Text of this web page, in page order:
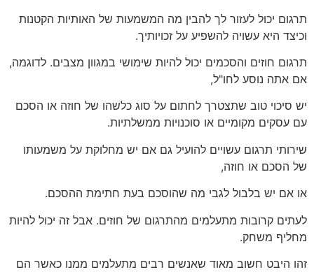
תרגום יכול לעזור לך להבין מה המשמעות של האותיות הקטנות
וכיצד היא עשויה להשפיע על זכויותיך.
תרגום חוזים והסכמים יכול להיות שימושי במגוון מצבים. לדוגמה,
אם אתה נוסע לחו"ל,
יש סיכוי טוב שתצטרך לחתום על סוג כלשהו של חוזה או הסכם
עם עסקים מקומיים או סוכנויות ממשלתיות.
שירותי תרגום עשויים להועיל גם אם יש מחלוקת על משמעותו
של הסכם או חוזה,
או אם יש בלבול לגבי מה שהוסכם בעת חתימת ההסכם.
לעתים קרובות מתעלמים מהתרגום של חוזים. אבל זה יכול להיות
מחליף משחק.
זהו היבט חשוב מאוד שאנשים רבים מתעלמים ממנו כאשר הם